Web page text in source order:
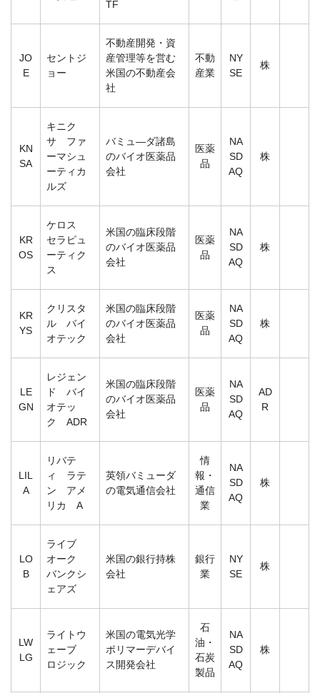
TF
JO
E
セントジ
ョー
不動産開発・資
産管理等を営む
米国の不動産会
社
不動
産業
NY
SE
株
KN
SA
キニク
サ ファ
ーマシュ
ーティカ
ルズ
バミュ―ダ諸島
のバイオ医薬品
会社
医薬
品
NA
SD
AQ
株
KR
OS
ケロス
セラピュ
ーティク
ス
米国の臨床段階
のバイオ医薬品
会社
医薬
品
NA
SD
AQ
株
KR
YS
クリスタ
ル バイ
オテック
米国の臨床段階
のバイオ医薬品
会社
医薬
品
NA
SD
AQ
株
LE
GN
レジェン
ド バイ
オテッ
ク ADR
米国の臨床段階
のバイオ医薬品
会社
医薬
品
NA
SD
AQ
AD
R
LIL
A
リバテ
ィ ラテ
ン アメ
リカ A
英領バミューダ
の電気通信会社
情
報・
通信
業
NA
SD
AQ
株
LO
B
ライブ
オーク
バンクシ
ェアズ
米国の銀行持株
会社
銀行
業
NY
SE
株
LW
LG
ライトウ
ェーブ
ロジック
米国の電気光学
ポリマーデバイ
ス開発会社
石
油・
石炭
製品
NA
SD
AQ
株